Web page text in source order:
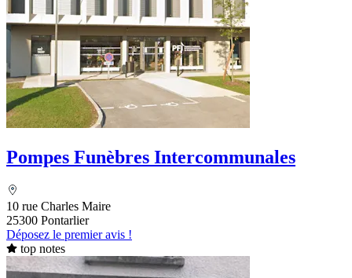
Pompes Funèbres Intercommunales
10 rue Charles Maire
25300 Pontarlier
Déposez le premier avis !
top notes